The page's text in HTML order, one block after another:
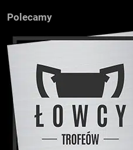
Polecamy